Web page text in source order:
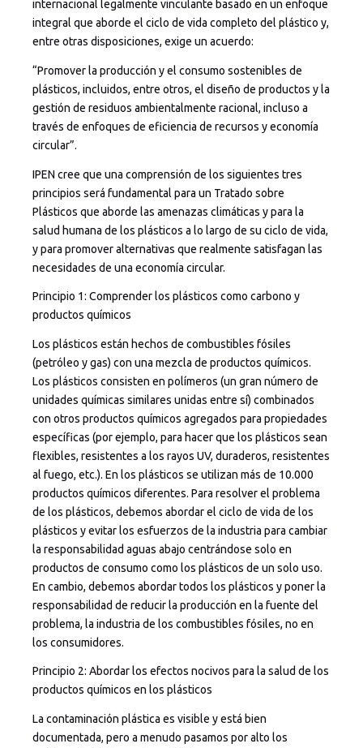
internacional legalmente vinculante basado en un enfoque
integral que aborde el ciclo de vida completo del plástico y,
entre otras disposiciones, exige un acuerdo:
“Promover la producción y el consumo sostenibles de
plásticos, incluidos, entre otros, el diseño de productos y la
gestión de residuos ambientalmente racional, incluso a
través de enfoques de eficiencia de recursos y economía
circular”.
IPEN cree que una comprensión de los siguientes tres
principios será fundamental para un Tratado sobre
Plásticos que aborde las amenazas climáticas y para la
salud humana de los plásticos a lo largo de su ciclo de vida,
y para promover alternativas que realmente satisfagan las
necesidades de una economía circular.
Principio 1: Comprender los plásticos como carbono y
productos químicos
Los plásticos están hechos de combustibles fósiles
(petróleo y gas) con una mezcla de productos químicos.
Los plásticos consisten en polímeros (un gran número de
unidades químicas similares unidas entre sí) combinados
con otros productos químicos agregados para propiedades
específicas (por ejemplo, para hacer que los plásticos sean
flexibles, resistentes a los rayos UV, duraderos, resistentes
al fuego, etc.). En los plásticos se utilizan más de 10.000
productos químicos diferentes. Para resolver el problema
de los plásticos, debemos abordar el ciclo de vida de los
plásticos y evitar los esfuerzos de la industria para cambiar
la responsabilidad aguas abajo centrándose solo en
productos de consumo como los plásticos de un solo uso.
En cambio, debemos abordar todos los plásticos y poner la
responsabilidad de reducir la producción en la fuente del
problema, la industria de los combustibles fósiles, no en
los consumidores.
Principio 2: Abordar los efectos nocivos para la salud de los
productos químicos en los plásticos
La contaminación plástica es visible y está bien
documentada, pero a menudo pasamos por alto los